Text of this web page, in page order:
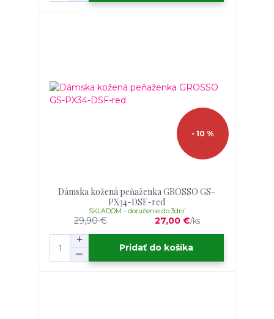
- 10 %
Dámska kožená peňaženka GROSSO GS-
PX34-DSF-red
29,90 € 27,00 €/ks
SKLADOM - doručenie do 3dní
Pridať do košíka